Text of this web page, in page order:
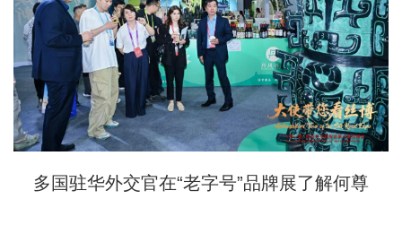
多国驻华外交官在“老字号”品牌展了解何尊